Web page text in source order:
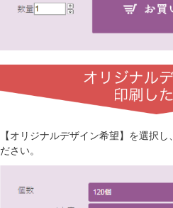
【オリジナルデザイン希望】を選択
ださい。